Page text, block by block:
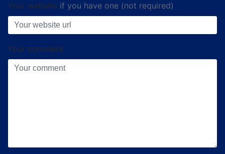
Your website if you have one (not required)
Your comment